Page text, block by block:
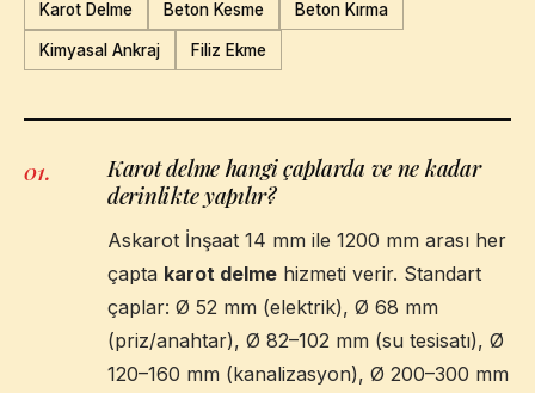
Karot Delme Beton Kesme Beton Kırma
Kimyasal Ankraj Filiz Ekme
01.
Karot delme hangi çaplarda ve ne kadar
derinlikte yapılır?
Askarot İnşaat 14 mm ile 1200 mm arası her
çapta karot delme hizmeti verir. Standart
çaplar: Ø 52 mm (elektrik), Ø 68 mm
(priz/anahtar), Ø 82–102 mm (su tesisatı), Ø
120–160 mm (kanalizasyon), Ø 200–300 mm